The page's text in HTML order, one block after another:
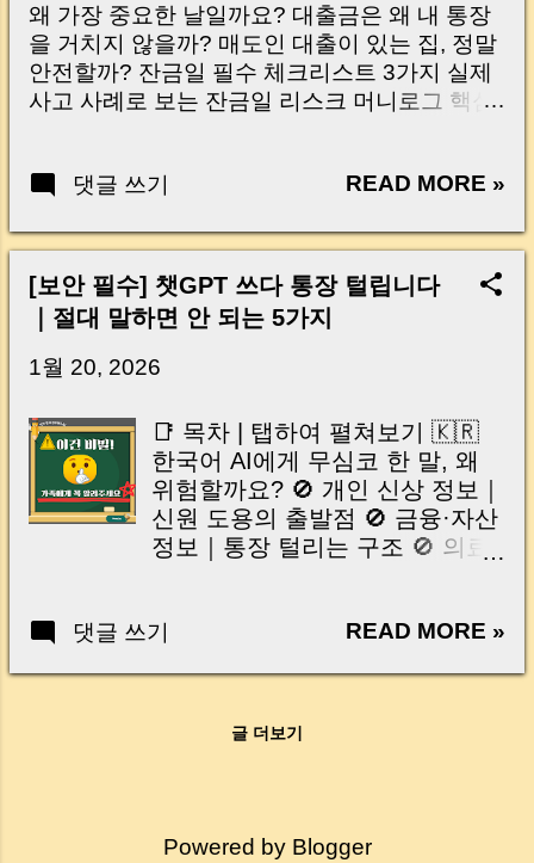
왜 가장 중요한 날일까요? 대출금은 왜 내 통장
을 거치지 않을까? 매도인 대출이 있는 집, 정말
안전할까? 잔금일 필수 체크리스트 3가지 실제
사고 사례로 보는 잔금일 리스크 머니로그 핵심
Your Account Is It Safe If the Seller Has a
Real Risks and Mistakes to Avoid MoneyLog
Key Takeaway 혹시 이런 생각 해보신 적 있으
신가요? “잔금일… 그냥 돈 보내고 끝나는 거 아
닌가요?” 하지만 현장에서 보면 전혀 그렇지 않
습니다. 잔금일은 ‘서류 몇 장 처리하는 날’이 아
이는 가장 긴장되는 순간 입니다. 실제로 제가
중개 현장에서 겪었던 일입니다. 금요일 오후 3
시, 이체 한도에 막혀 송금이 멈췄고 그 자리에
서 계약이 무산될 뻔한 아찔한 상황이 있었습니
다. 또 어떤 분은 이렇게 말씀하십니다. “내 대출
인데 왜 내 통장으로 안 들어오죠?” “매도인이 대
사실은 ‘구조’를 몰라서 생기는 걱정입니다. 그래
서 오늘은 잔금일에 실제로 돈이 어떻게 움직이
는지, 왜 사고가 나는지, 그리고 무엇을 꼭 준비
드리겠습니다. 이 글 하나만 제대로 이해하시면,
thought like this? “Closing day…...
댓글 쓰기 READ MORE »
[보안 필수] 챗GPT 쓰다 통장 털립니다
｜절대 말하면 안 되는 5가지
1월 20, 2026
📑 목차 | 탭하여 펼쳐보기 🇰🇷
한국어 AI에게 무심코 한 말, 왜
위험할까요? 🚫 개인 신상 정보｜
신원 도용의 출발점 🚫 금융·자산
정보｜통장 털리는 구조 🚫 의료·
해고와 손배의 경계 🚫 비밀번호·
용자에게 🇺🇸 English Why
data 🚫 Financial & asset
댓글 쓰기 READ MORE »
글 더보기
Powered by Blogger